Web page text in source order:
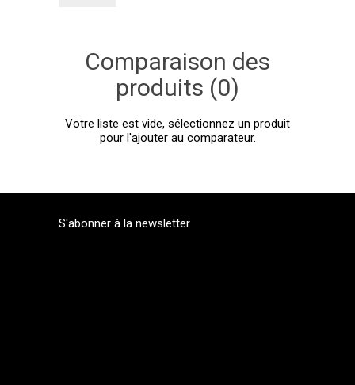
Comparaison des
produits (0)
Votre liste est vide, sélectionnez un produit
pour l'ajouter au comparateur.
S'abonner à la newsletter